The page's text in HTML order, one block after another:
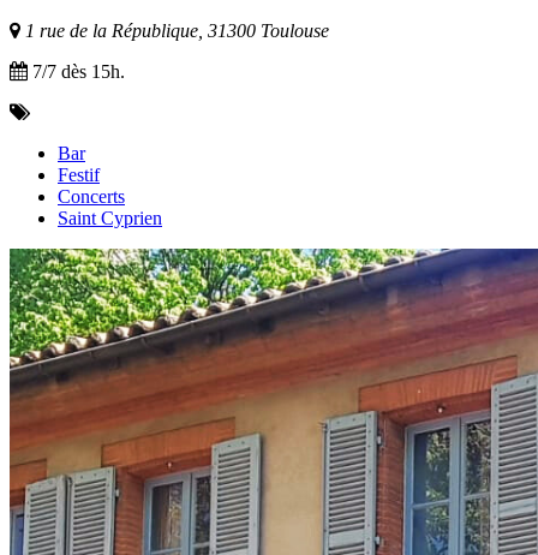
1 rue de la République, 31300 Toulouse
7/7 dès 15h.
Bar
Festif
Concerts
Saint Cyprien